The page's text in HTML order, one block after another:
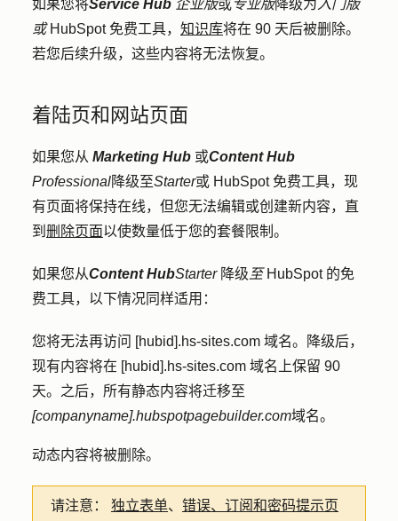
如果您将Service Hub 企业版或专业版降级为 入门版
或 HubSpot 免费工具， 知识库将在 90 天后被删除。
若您后续升级，这些内容将无法恢复。
着陆页和网站页面
如果您从 Marketing Hub 或Content Hub
Professional降级至Starter或 HubSpot 免费工具，现
有页面将保持在线，但您无法编辑或创建新内容，直
到 删除页面以使数量低于您的套餐限制。
如果您从Content HubStarter 降级 至 HubSpot 的免
费工具，以下情况同样适用：
您将无法再访问 [hubid].hs-sites.com 域名。降级后，
现有内容将在 [hubid].hs-sites.com 域名上保留 90
天。之后，所有静态内容将迁移至
[companyname].hubspotpagebuilder.com域名。
动态内容将被删除。
请注意： 独立表单、 错误、订阅和密码提示页